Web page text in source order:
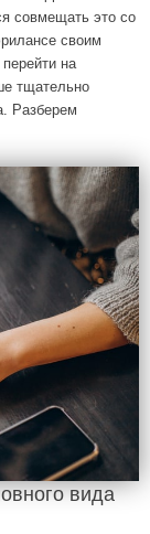
совмещать это со
своим
на
тщательно
Разберем
вида